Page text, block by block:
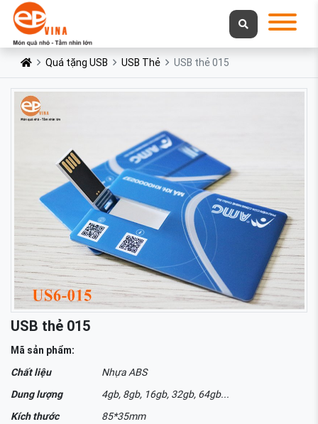
Quá tặng USB USB Thẻ USB thẻ 015
USB thẻ 015
Mã sản phẩm:
Chất liệu
Nhựa ABS
Dung lượng
4gb, 8gb, 16gb, 32gb, 64gb...
Kích thước
85*35mm